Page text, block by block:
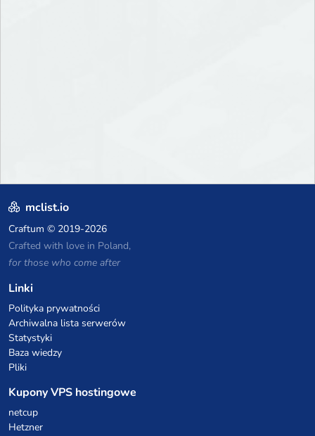
mclist.io
Craftum © 2019-2026
Crafted with love in Poland,
for those who come after
Linki
Polityka prywatności
Archiwalna lista serwerów
Statystyki
Baza wiedzy
Pliki
Kupony VPS hostingowe
netcup
Hetzner